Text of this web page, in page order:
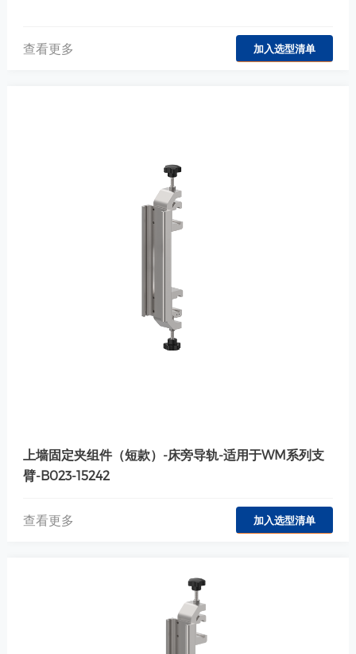
查看更多 加入选型清单
上墙固定夹组件（短款）-床旁导轨-适用于WM系列支
臂-B023-15242
查看更多 加入选型清单